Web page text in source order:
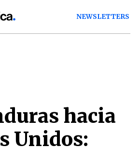
NEWSLETTERS
hacia
Unidos: